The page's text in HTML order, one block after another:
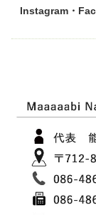
Instagram・